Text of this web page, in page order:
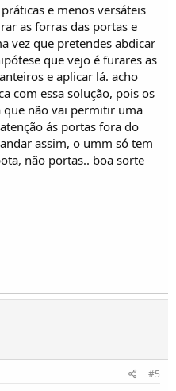
e menos versáteis
as forras das portas e
vez que pretendes abdicar
que vejo é furares as
e aplicar lá. acho
com essa solução, pois os
que não vai permitir uma
ás portas fora do
assim, o umm só tem
não portas.. boa sorte
#5